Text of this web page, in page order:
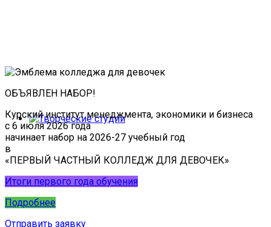
ОБЪЯВЛЕН НАБОР!
Курский институт менеджмента, экономики и бизнеса
с 6 июля 2026 года
начинает набор на 2026-27 учебный год
в
«ПЕРВЫЙ ЧАСТНЫЙ КОЛЛЕДЖ ДЛЯ ДЕВОЧЕК»
Итоги первого года обучения
Подробнее
Отправить заявку